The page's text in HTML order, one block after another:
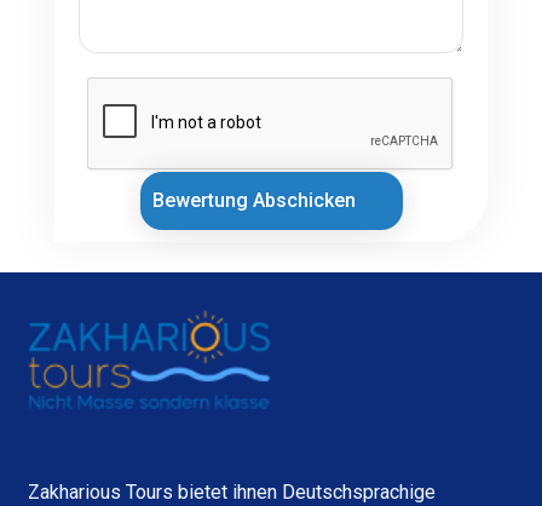
Bewertung Abschicken
Zakharious Tours bietet ihnen Deutschsprachige